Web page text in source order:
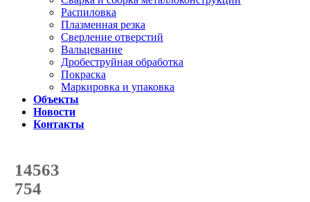
Распиловка
Плазменная резка
Сверление отверстий
Вальцевание
Дробеструйная обработка
Покраска
Маркировка и упаковка
Объекты
Новости
Контакты
14563
с начала года
754
с начала месяца